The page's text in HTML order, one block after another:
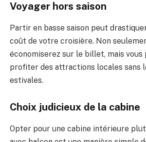
Voyager hors saison
Partir en basse saison peut
coût de votre croisière. Non
économiserez sur le billet, mais vous
profiter des attractions locales sans
estivales.
Choix judicieux de la cabine
Opter pour une cabine intérieure